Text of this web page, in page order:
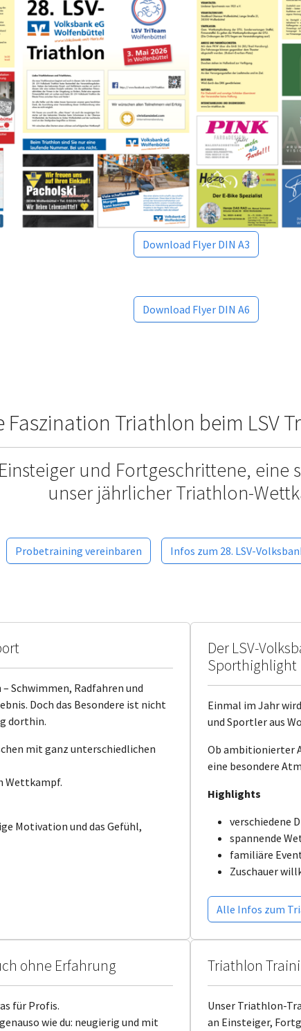
Download Flyer DIN A3
Download Flyer DIN A6
Faszination Triathlon beim LSV
und Fortgeschrittene, eine
unser jährlicher Triathlon-
Probetraining vereinbaren Infos zum 28. LSV-
Schwimmen, Radfahren und
Doch das Besondere ist nicht
dorthin.
mit ganz unterschiedlichen
Wettkampf.
Motivation und das Gefühl,
Der LSV-
Sporthighlight
Einmal im Jahr
und Sportler aus
Ob ambitionierter
eine besondere
Highlights
verschiedene
spannende
familiäre
Zuschauer
Alle Infos zum
ohne Erfahrung
für Profis.
wie du: neugierig und mit
Triathlon
Unser Triathlon-
an Einsteiger,